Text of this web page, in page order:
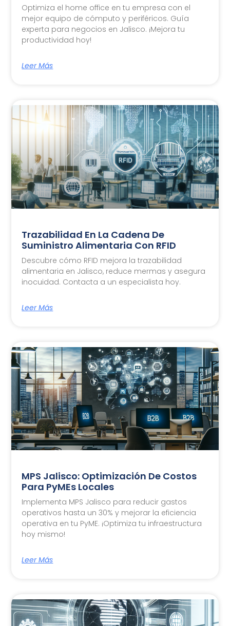
Optimiza el home office en tu empresa con el
mejor equipo de cómputo y periféricos. Guía
experta para negocios en Jalisco. ¡Mejora tu
productividad hoy!
Leer Más
Trazabilidad En La Cadena De
Suministro Alimentaria Con RFID
Descubre cómo RFID mejora la trazabilidad
alimentaria en Jalisco, reduce mermas y asegura
inocuidad. Contacta a un especialista hoy.
Leer Más
MPS Jalisco: Optimización De Costos
Para PyMEs Locales
Implementa MPS Jalisco para reducir gastos
operativos hasta un 30% y mejorar la eficiencia
operativa en tu PyME. ¡Optimiza tu infraestructura
hoy mismo!
Leer Más